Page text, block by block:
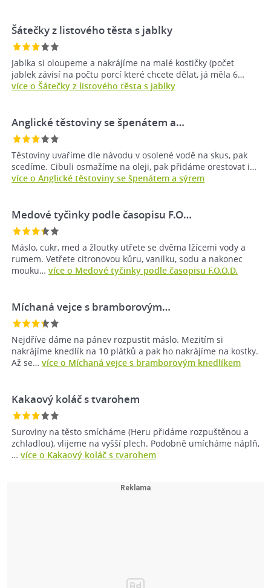
Šátečky z listového těsta s jablky
Jablka si oloupeme a nakrájíme na malé kostičky (počet
jablek závisí na počtu porcí které chcete dělat, já měla 6…
více o Šátečky z listového těsta s jablky
Anglické těstoviny se špenátem a…
Těstoviny uvaříme dle návodu v osolené vodě na skus, pak
scedíme. Cibuli osmažíme na oleji, pak přidáme orestovat i…
více o Anglické těstoviny se špenátem a sýrem
Medové tyčinky podle časopisu F.O…
Máslo, cukr, med a žloutky utřete se dvěma lžícemi vody a
rumem. Vetřete citronovou kůru, vanilku, sodu a nakonec
mouku… více o Medové tyčinky podle časopisu F.O.O.D.
Míchaná vejce s bramborovým…
Nejdříve dáme na pánev rozpustit máslo. Mezitím si
nakrájíme knedlík na 10 plátků a pak ho nakrájíme na kostky.
Až se… více o Míchaná vejce s bramborovým knedlíkem
Kakaový koláč s tvarohem
Suroviny na těsto smícháme (Heru přidáme rozpuštěnou a
zchladlou), vlijeme na vyšší plech. Podobně umícháme náplň,
… více o Kakaový koláč s tvarohem